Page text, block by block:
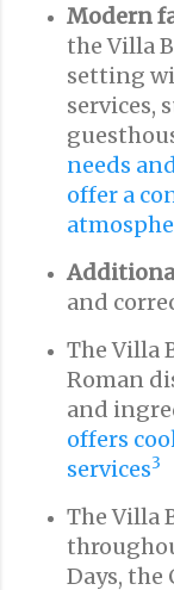
Modern
the Villa
setting
services,
needs
offer a
and
The Villa
Roman
and
offers
services3
The Villa
Days, the